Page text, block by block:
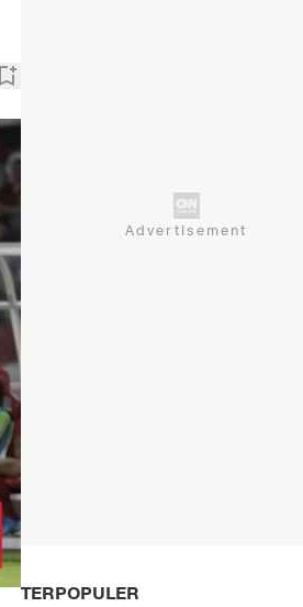
TERPOPULER